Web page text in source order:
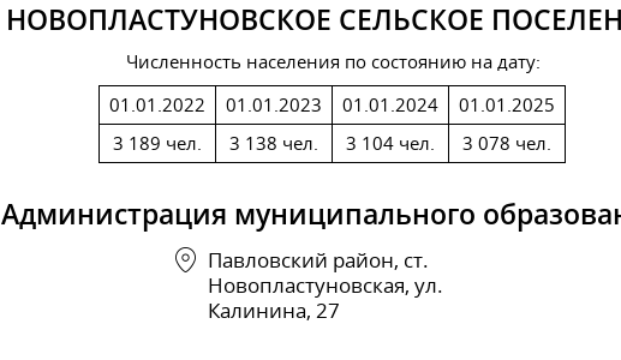
НОВОПЛАСТУНОВСКОЕ СЕЛЬСКОЕ
Численность населения по состоянию на дату:
01.01.2022
3 189 чел.
01.01.2023
3 138 чел.
01.01.2024
3 104 чел.
01.01.2025
3 078 чел.
Администрация муниципального
Павловский район, ст.
Новопластуновская, ул.
Калинина, 27